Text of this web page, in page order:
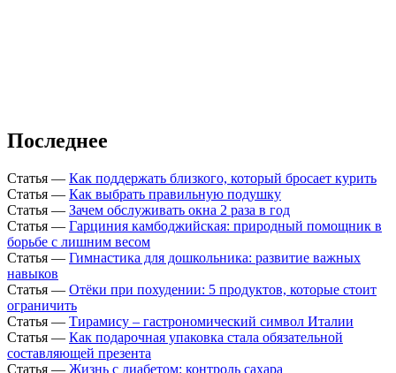
Последнее
Статья — Как поддержать близкого, который бросает курить
Статья — Как выбрать правильную подушку
Статья — Зачем обслуживать окна 2 раза в год
Статья — Гарциния камбоджийская: природный помощник в
борьбе с лишним весом
Статья — Гимнастика для дошкольника: развитие важных
навыков
Статья — Отёки при похудении: 5 продуктов, которые стоит
ограничить
Статья — Тирамису – гастрономический символ Италии
Статья — Как подарочная упаковка стала обязательной
составляющей презента
Статья — Жизнь с диабетом: контроль сахара